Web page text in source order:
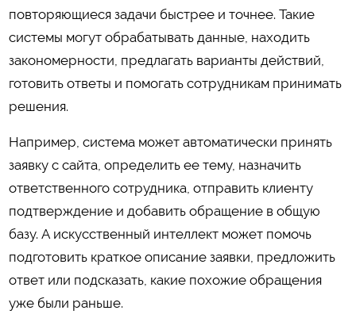
повторяющиеся задачи быстрее и точнее. Такие
системы могут обрабатывать данные, находить
закономерности, предлагать варианты действий,
готовить ответы и помогать сотрудникам принимать
решения.
Например, система может автоматически принять
заявку с сайта, определить ее тему, назначить
ответственного сотрудника, отправить клиенту
подтверждение и добавить обращение в общую
базу. А искусственный интеллект может помочь
подготовить краткое описание заявки, предложить
ответ или подсказать, какие похожие обращения
уже были раньше.